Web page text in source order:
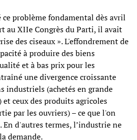
problème fondamental dès avril
au XIIe Congrès du Parti, il avait
des ciseaux ». L'effondrement de
à produire des biens
et à bas prix pour les
une divergence croissante
industriels (achetés en grande
et ceux des produits agricoles
par les ouvriers) – ce que l'on
En d'autres termes, l’industrie ne
demande.